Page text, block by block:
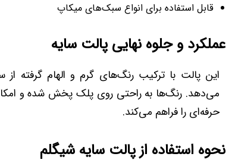
قابل استفاده برای انواع سبک‌های میکاپ
عملکرد و جلوه نهایی پالت سایه
این پالت با ترکیب رنگ‌های گرم و الهام گرفته
می‌دهد. رنگ‌ها به راحتی روی پلک پخش شده و
حرفه‌ای را فراهم می‌کند.
نحوه استفاده از پالت سایه شیگلم